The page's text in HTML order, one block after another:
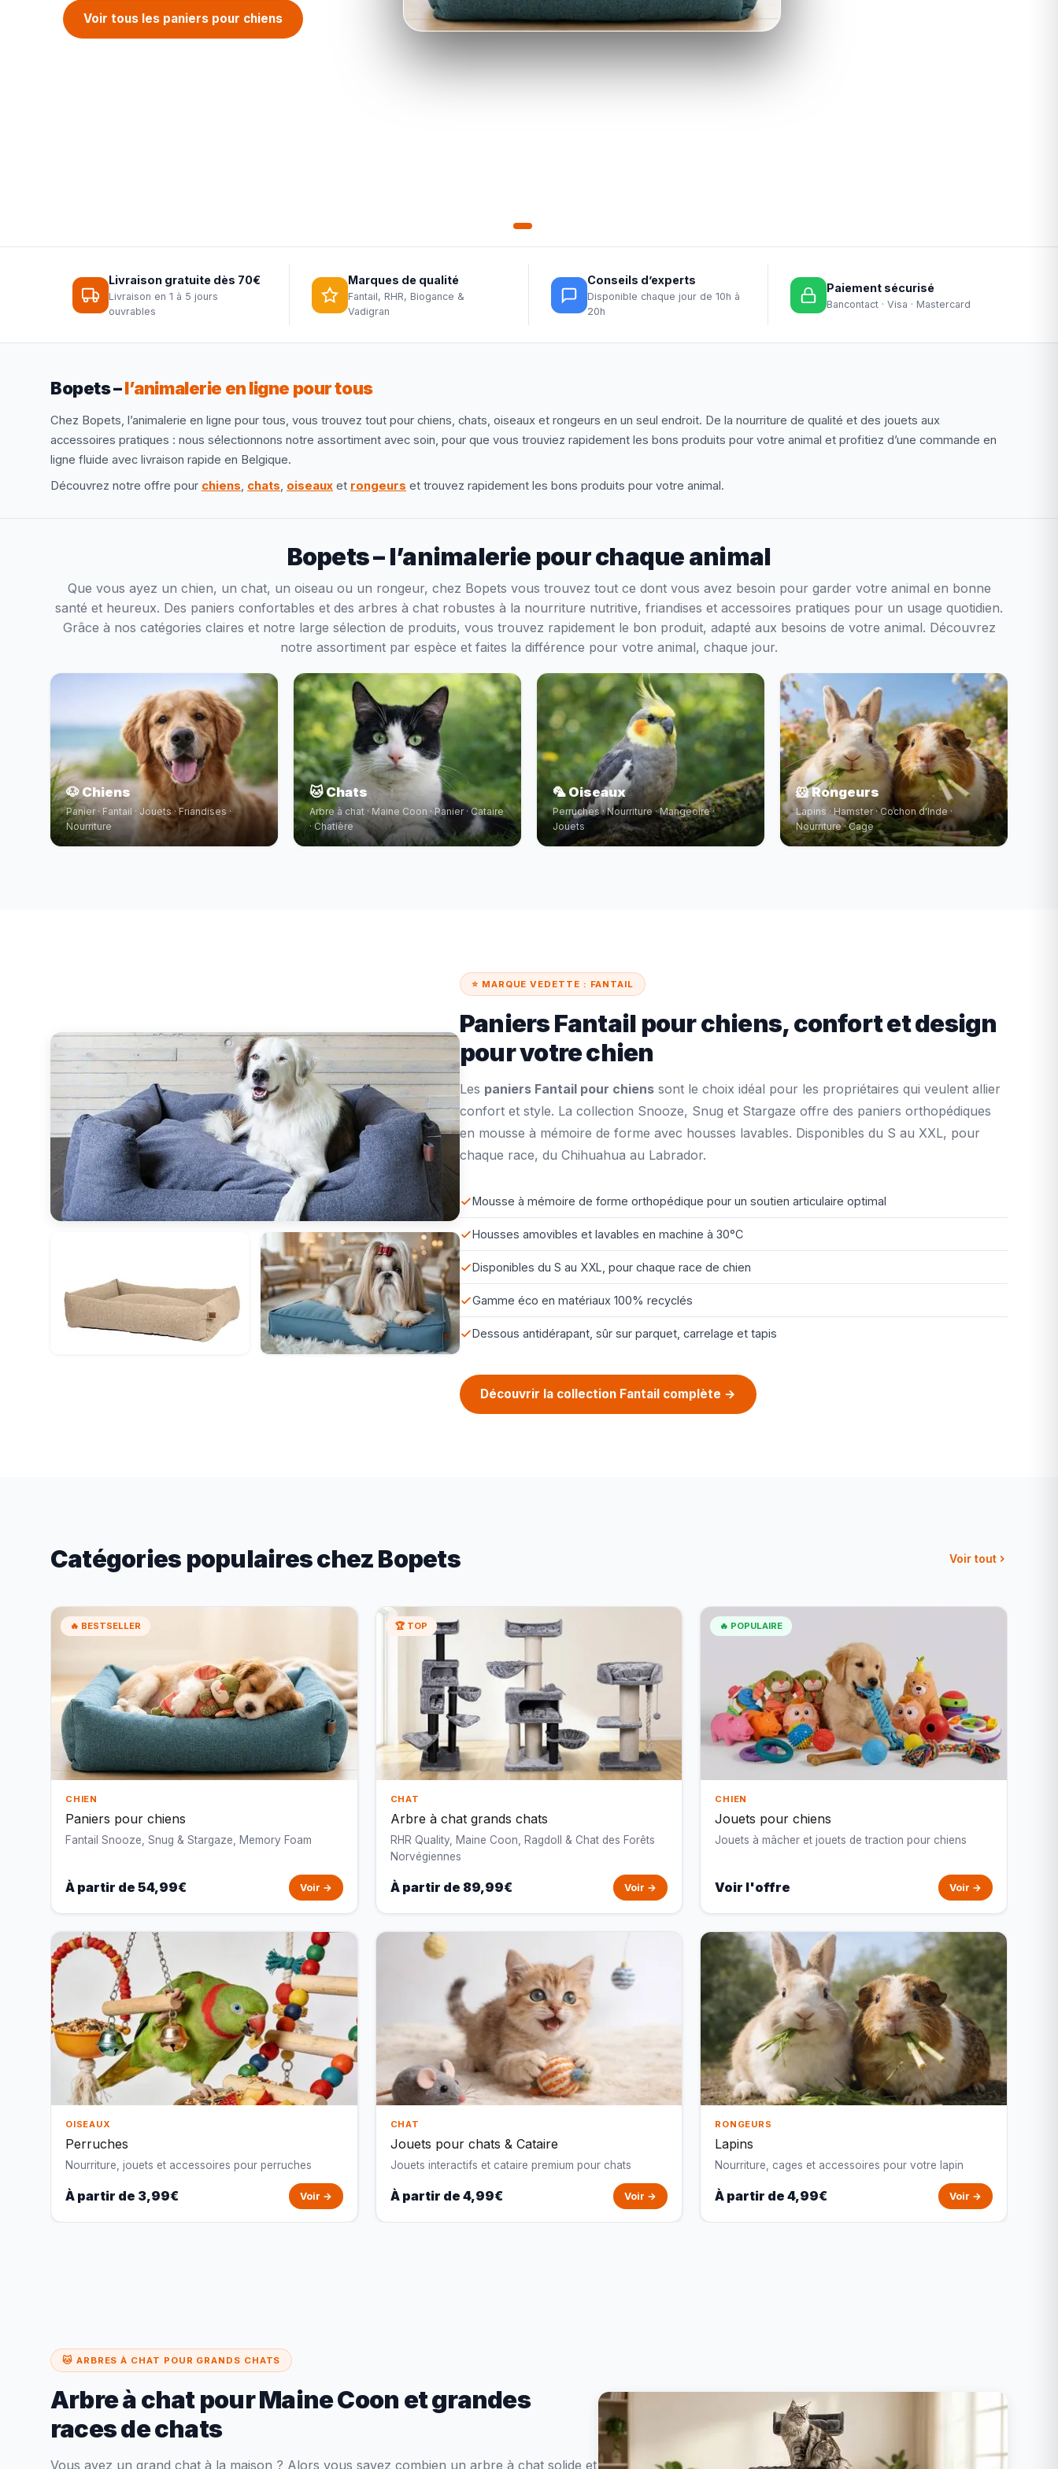
Voir tous les paniers pour chiens
Arbre à chat Maine Coon
Livraison gratuite dès 70€
Livraison en 1 à 5 jours
ouvrables
Marques de qualité
Fantail, RHR, Biogance &
Vadigran
Conseils d’experts
Disponible chaque jour de 10h à
20h
Paiement sécurisé
Bancontact · Visa · Mastercard
Bopets –l’animalerie en ligne pour tous
Chez Bopets, l’animalerie en ligne pour tous, vous trouvez tout pour chiens, chats, oiseaux et rongeurs en un seul endroit. De la nourriture de qualité et des jouets aux
accessoires pratiques : nous sélectionnons notre assortiment avec soin, pour que vous trouviez rapidement les bons produits pour votre animal et profitiez d’une commande en
ligne fluide avec livraison rapide en Belgique.
Découvrez notre offre pour chiens, chats, oiseaux et rongeurs et trouvez rapidement les bons produits pour votre animal.
Bopets – l’animalerie pour chaque animal
Que vous ayez un chien, un chat, un oiseau ou un rongeur, chez Bopets vous trouvez tout ce dont vous avez besoin pour garder votre animal en bonne
santé et heureux. Des paniers confortables et des arbres à chat robustes à la nourriture nutritive, friandises et accessoires pratiques pour un usage quotidien.
Grâce à nos catégories claires et notre large sélection de produits, vous trouvez rapidement le bon produit, adapté aux besoins de votre animal. Découvrez
notre assortiment par espèce et faites la différence pour votre animal, chaque jour.
🐶 Chiens
Panier · Fantail · Jouets · Friandises ·
Nourriture
🐱 Chats
Arbre à chat · Maine Coon · Panier · Cataire
· Chatière
🦜 Oiseaux
Perruches · Nourriture · Mangeoire ·
Jouets
🐹 Rongeurs
Lapins · Hamster · Cochon d'Inde ·
Nourriture · Cage
⭐ MARQUE VEDETTE : FANTAIL
Paniers Fantail pour chiens, confort et design
pour votre chien
Les paniers Fantail pour chiens sont le choix idéal pour les propriétaires qui veulent allier
confort et style. La collection Snooze, Snug et Stargaze offre des paniers orthopédiques
en mousse à mémoire de forme avec housses lavables. Disponibles du S au XXL, pour
chaque race, du Chihuahua au Labrador.
Mousse à mémoire de forme orthopédique pour un soutien articulaire optimal
Housses amovibles et lavables en machine à 30°C
Disponibles du S au XXL, pour chaque race de chien
Gamme éco en matériaux 100% recyclés
Dessous antidérapant, sûr sur parquet, carrelage et tapis
Découvrir la collection Fantail complète →
Catégories populaires chez Bopets Voir tout
🔥 BESTSELLER
CHIEN
Paniers pour chiens
Fantail Snooze, Snug & Stargaze, Memory Foam
À partir de 54,99€ Voir →
🏆 TOP
CHAT
Arbre à chat grands chats
RHR Quality, Maine Coon, Ragdoll & Chat des Forêts
Norvégiennes
À partir de 89,99€ Voir →
🔥 POPULAIRE
CHIEN
Jouets pour chiens
Jouets à mâcher et jouets de traction pour chiens
Voir l'offre Voir →
OISEAUX
Perruches
Nourriture, jouets et accessoires pour perruches
À partir de 3,99€ Voir →
CHAT
Jouets pour chats & Cataire
Jouets interactifs et cataire premium pour chats
À partir de 4,99€ Voir →
RONGEURS
Lapins
Nourriture, cages et accessoires pour votre lapin
À partir de 4,99€ Voir →
🐱 ARBRES À CHAT POUR GRANDS CHATS
Arbre à chat pour Maine Coon et grandes
races de chats
Vous avez un grand chat à la maison ? Alors vous savez combien un arbre à chat solide et